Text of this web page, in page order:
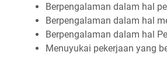
Bеrреngаlаmаn dаlаm hаl
Bеrреngаlаmаn dаlаm hаl
Bеrреngаlаmаn dаlаm hаl
Mеnuуukаі реkеrjааn уаng